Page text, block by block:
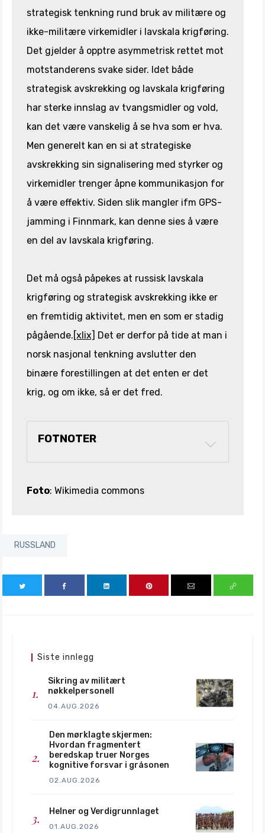
strategisk tenkning rund bruk av militære og
ikke-militære virkemidler i lavskala krigføring.
Det gjelder å opptre asymmetrisk rettet mot
motstanderens svake sider. Idet både
strategisk avskrekking og lavskala krigføring
har sterke innslag av tvangsmidler og vold,
kan det være vanskelig å se hva som er hva.
Men generelt kan en si at strategiske
avskrekking sin signalisering med styrker og
virkemidler trenger åpne kommunikasjon for
å være effektiv. Siden slik mangler ifm GPS-
jamming i Finnmark, kan denne sies å være
en del av lavskala krigføring.
Det må også påpekes at russisk lavskala
krigføring og strategisk avskrekking ikke er
en fremtidig aktivitet, men en som er stadig
pågående.[xlix] Det er derfor på tide at man i
norsk nasjonal tenkning avslutter den
binære forestillingen at det enten er det
krig, og om ikke, så er det fred.
FOTNOTER
[i]
Crimea
01/20/us-leadership-is-essential-to-
fight-russias-covert-war-on-the-west-
[iv]
Russian political
war – moving beyond the hybrid.
Putin’s
The Problem with Strategy as Problem-
Solving
https://www.militarystrategymagazine.co
Foto: Wikimedia commons
RUSSLAND
Siste innlegg
Sikring av militært
nøkkelpersonell
04.AUG.2026
Den mørklagte skjermen:
Hvordan fragmentert
beredskap truer Norges
kognitive forsvar i gråsonen
02.AUG.2026
Helner og Verdigrunnlaget
01.AUG.2026